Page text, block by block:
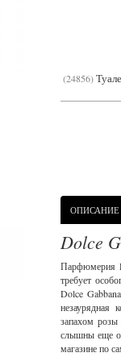
24856
ОПИСАНИЕ
Dolce
Парфюмерия
требует
Dolce
незаурядная
запахом розы
слышны еще
магазине по